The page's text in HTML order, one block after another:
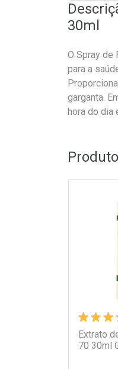
30ml
O Spray de
para a
garganta.
hora do dia
Extrato
70 30ml